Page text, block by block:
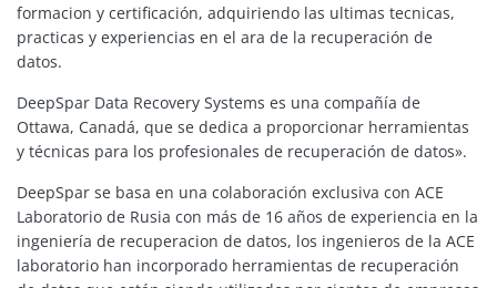
formacion y certificación, adquiriendo las ultimas tecnicas,
practicas y experiencias en el ara de la recuperación de
datos.
DeepSpar Data Recovery Systems es una compañía de
Ottawa, Canadá, que se dedica a proporcionar herramientas
y técnicas para los profesionales de recuperación de datos».
DeepSpar se basa en una colaboración exclusiva con ACE
Laboratorio de Rusia con más de 16 años de experiencia en la
ingeniería de recuperacion de datos, los ingenieros de la ACE
laboratorio han incorporado herramientas de recuperación